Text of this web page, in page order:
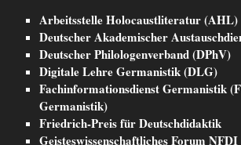
Arbeitsstelle Holocaustliteratur (AHL)
Deutscher Akademischer
Deutscher Philologenverband (DPhV)
Digitale Lehre Germanistik (DLG)
Fachinformationsdienst Germanistik
Germanistik)
Friedrich-Preis für Deutschdidaktik
Geisteswissenschaftliches Forum NFDI